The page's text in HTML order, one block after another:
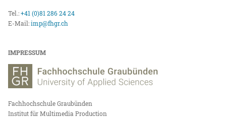
Tel.:+41 (0)81 286 24 24
E-Mail:imp@fhgr.ch
IMPRESSUM
Fachhochschule Graubünden
Institut für Multimedia Production